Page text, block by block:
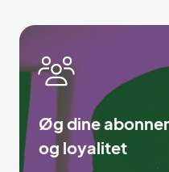
Øg dine
og loyalitet